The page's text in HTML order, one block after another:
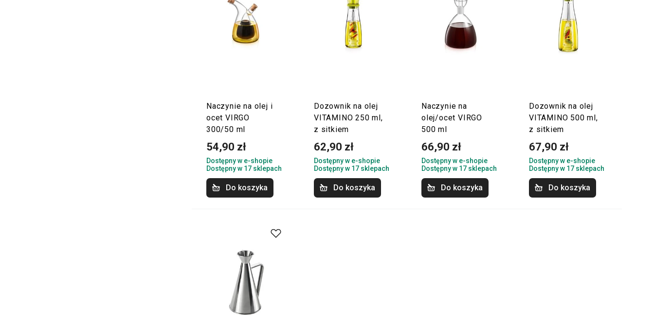
Naczynie na olej i
ocet VIRGO
300/50 ml
54,90 zł
Dostępny w e-shopie
Dostępny w 17 sklepach
Do koszyka
Dozownik na olej
VITAMINO 250 ml,
z sitkiem
62,90 zł
Dostępny w e-shopie
Dostępny w 17 sklepach
Do koszyka
Naczynie na
olej/ocet VIRGO
500 ml
66,90 zł
Dostępny w e-shopie
Dostępny w 17 sklepach
Do koszyka
Dozownik na olej
VITAMINO 500 ml,
z sitkiem
67,90 zł
Dostępny w e-shopie
Dostępny w 17 sklepach
Do koszyka